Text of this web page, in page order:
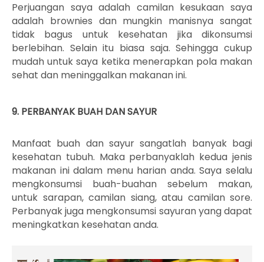
Perjuangan saya adalah camilan kesukaan saya
adalah brownies dan mungkin manisnya sangat
tidak bagus untuk kesehatan jika dikonsumsi
berlebihan. Selain itu biasa saja. Sehingga cukup
mudah untuk saya ketika menerapkan pola makan
sehat dan meninggalkan makanan ini.
9. PERBANYAK BUAH DAN SAYUR
Manfaat buah dan sayur sangatlah banyak bagi
kesehatan tubuh. Maka perbanyaklah kedua jenis
makanan ini dalam menu harian anda. Saya selalu
mengkonsumsi buah-buahan sebelum makan,
untuk sarapan, camilan siang, atau camilan sore.
Perbanyak juga mengkonsumsi sayuran yang dapat
meningkatkan kesehatan anda.